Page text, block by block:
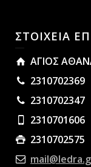
ΣΤΟΙΧΕΙΑ
ΑΓΙΟΣ
2310702369
2310702347
2310701606
2310702575